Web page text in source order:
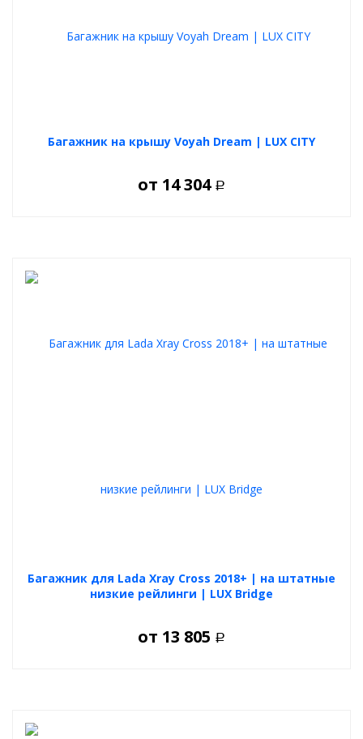
Багажник на крышу Voyah Dream | LUX CITY
от 14 304 Р
Багажник для Lada Xray Cross 2018+ | на штатные
низкие рейлинги | LUX Bridge
от 13 805 Р